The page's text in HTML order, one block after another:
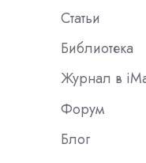
Статьи
Библиотека
Журнал в
Форум
Блог